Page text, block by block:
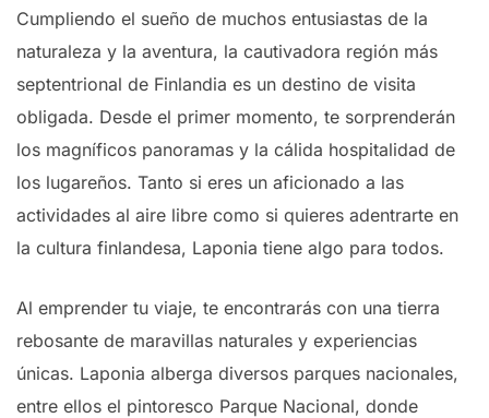
Cumpliendo el sueño de muchos entusiastas de la
naturaleza y la aventura, la cautivadora región más
septentrional de Finlandia es un destino de visita
obligada. Desde el primer momento, te sorprenderán
los magníficos panoramas y la cálida hospitalidad de
los lugareños. Tanto si eres un aficionado a las
actividades al aire libre como si quieres adentrarte en
la cultura finlandesa, Laponia tiene algo para todos.
Al emprender tu viaje, te encontrarás con una tierra
rebosante de maravillas naturales y experiencias
únicas. Laponia alberga diversos parques nacionales,
entre ellos el pintoresco Parque Nacional, donde